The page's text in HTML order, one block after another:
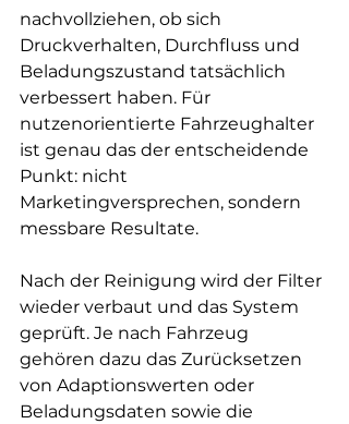
nachvollziehen, ob sich
Druckverhalten, Durchfluss und
Beladungszustand tatsächlich
verbessert haben. Für
nutzenorientierte Fahrzeughalter
ist genau das der entscheidende
Punkt: nicht
Marketingversprechen, sondern
messbare Resultate.
Nach der Reinigung wird der Filter
wieder verbaut und das System
geprüft. Je nach Fahrzeug
gehören dazu das Zurücksetzen
von Adaptionswerten oder
Beladungsdaten sowie die